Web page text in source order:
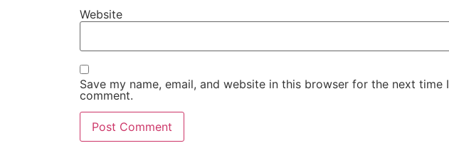
Website
Save my name, email, and website in this browser for the next time I
comment.